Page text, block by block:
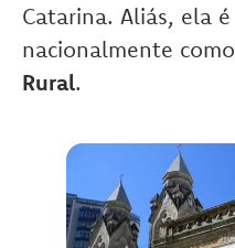
Catarina. Aliás, ela
nacionalmente
Rural.